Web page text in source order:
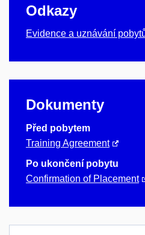
Odkazy
Evidence a uznávání
Dokumenty
Před pobytem
Training Agreement
Po ukončení pobytu
Confirmation of Placement